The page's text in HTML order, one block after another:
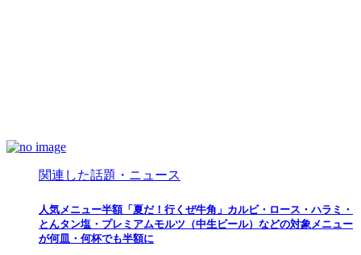
関連した話題・ニュース
人気メニュー半額「夏だ！行くぜ牛角」カルビ・ロース・ハラミ・
とんタン塩・プレミアムモルツ（中生ビール）などの対象メニュー
が何皿・何杯でも半額に